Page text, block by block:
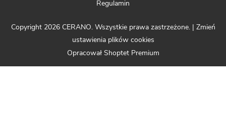
Regulamin
Opracował Shoptet Premium
Copyright 2026 CERANO. Wszystkie prawa zastrzeżone. | Zmień
ustawienia plików cookies